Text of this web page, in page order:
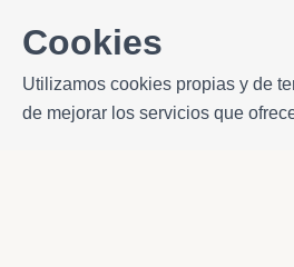
Cookies
Utilizamos cookies propias y de
de mejorar los servicios que